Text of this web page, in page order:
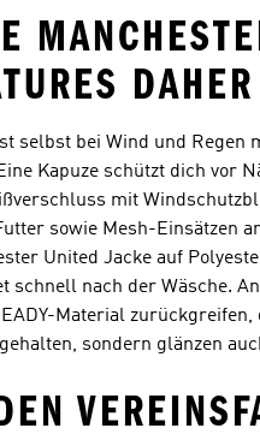
DAHER
selbst bei Wind und Regen
Kapuze schützt dich vor
mit
sowie Mesh-Einsätzen
United Jacke auf
schnell nach der Wäsche.
Material
sondern glänzen